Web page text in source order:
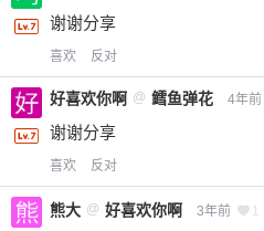
谢谢分享
喜欢 反对
好喜欢你啊 @ 鳕鱼弹花 4年前
谢谢分享
喜欢 反对
熊大 @ 好喜欢你啊 3年前 1